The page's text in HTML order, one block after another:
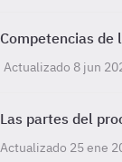
Competencias de
Actualizado 8 jun
Las partes del
Actualizado 25 ene